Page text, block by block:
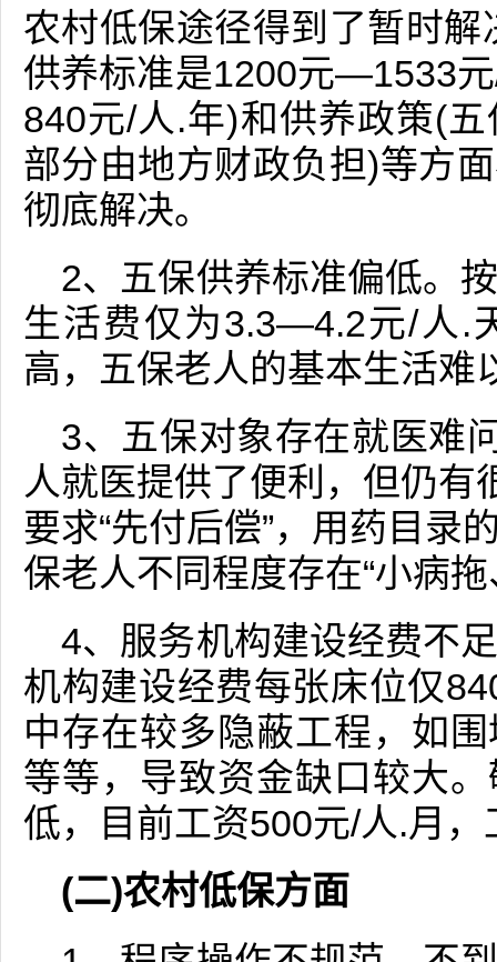
农村低保途径得到了暂时
供养标准是1200元—1533
840元/人.年)和供养政策(
部分由地方财政负担)等方
彻底解决。
2、五保供养标准偏低。
生活费仅为3.3—4.2元/人.
高，五保老人的基本生活难
3、五保对象存在就医难
人就医提供了便利，但仍有
要求“先付后偿”，用药目录
保老人不同程度存在“小病
4、服务机构建设经费不
机构建设经费每张床位仅
中存在较多隐蔽工程，如
等等，导致资金缺口较大
低，目前工资500元/人.月
(二)农村低保方面